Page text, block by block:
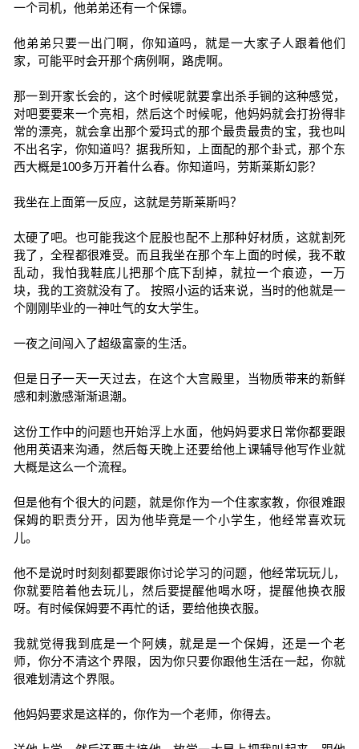
一个司机，他弟弟还有一个保镖。
他弟弟只要一出门啊，你知道吗，就是一大家子人跟着他们
家，可能平时会开那个病例啊，路虎啊。
那一到开家长会的，这个时候呢就要拿出杀手锏的这种感觉，
对吧要要来一个亮相，然后这个时候呢，他妈妈就会打扮得非
常的漂亮，就会拿出那个爱玛式的那个最贵最贵的宝，我也叫
不出名字，你知道吗？据我所知，上面配的那个卦式，那个东
西大概是100多万开着什么春。你知道吗，劳斯莱斯幻影？
我坐在上面第一反应，这就是劳斯莱斯吗？
太硬了吧。也可能我这个屁股也配不上那种好材质，这就割死
我了，全程都很难受。而且我坐在那个车上面的时候，我不敢
乱动，我怕我鞋底儿把那个底下刮掉，就拉一个痕迹，一万
块，我的工资就没有了。 按照小运的话来说，当时的他就是一
个刚刚毕业的一神吐气的女大学生。
一夜之间闯入了超级富豪的生活。
但是日子一天一天过去，在这个大宫殿里，当物质带来的新鲜
感和刺激感渐渐退潮。
这份工作中的问题也开始浮上水面，他妈妈要求日常你都要跟
他用英语来沟通，然后每天晚上还要给他上课辅导他写作业就
大概是这么一个流程。
但是他有个很大的问题，就是你作为一个住家家教，你很难跟
保姆的职责分开，因为他毕竟是一个小学生，他经常喜欢玩
儿。
他不是说时时刻刻都要跟你讨论学习的问题，他经常玩玩儿，
你就要陪着他去玩儿，然后要提醒他喝水呀，提醒他换衣服
呀。有时候保姆要不再忙的话，要给他换衣服。
我就觉得我到底是一个阿姨，就是是一个保姆，还是一个老
师，你分不清这个界限，因为你只要你跟他生活在一起，你就
很难划清这个界限。
他妈妈要求是这样的，你作为一个老师，你得去。